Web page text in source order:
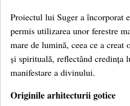
Proiectul lui Suger a încorporat
permis utilizarea unor ferestre
mare de lumină, ceea ce a creat
și spirituală, reflectând credința
manifestare a divinului.
Originile arhitecturii gotice